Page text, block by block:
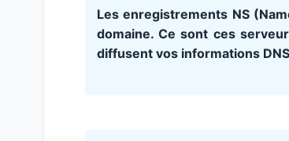
Les enregistrements NS
domaine. Ce sont ces
diffusent vos informations